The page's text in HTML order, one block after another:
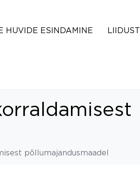
HUVIDE ESINDAMINE LIIDUST
põllumajandusmaadel